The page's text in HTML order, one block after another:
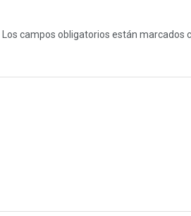
Los campos obligatorios están marcados